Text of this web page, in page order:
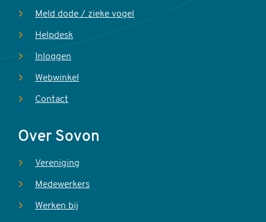
Meld dode / zieke vogel
Helpdesk
Inloggen
Webwinkel
Contact
Over Sovon
Vereniging
Medewerkers
Werken bij